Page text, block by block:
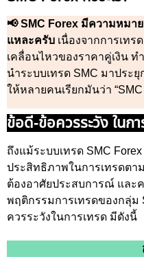
📢 SMC Forex มีความหมา
แหละครับ เนื่องจากการเทร
เคลื่อนไหวของราคาคู่เงิน ท
นำระบบเทรด SMC มาประยุ
ให้หลายคนเรียกมันว่า “SMC
ข้อดี-ข้อควรระวัง ในก
ถึงแม้ระบบเทรด SMC
ประสิทธิภาพในการเทรดตา
ต้องอาศัยประสบการณ์ และ
พฤติกรรมการเทรดของกลุ่ม
ควรระวังในการเทรด มีดังนี้